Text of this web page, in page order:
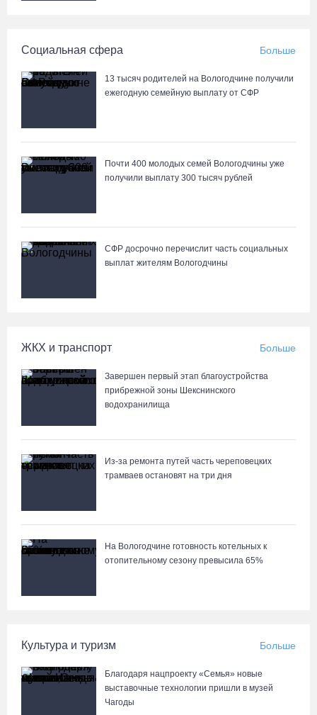
Социальная сфера Больше
13 тысяч родителей на Вологодчине получили
ежегодную семейную выплату от СФР
Почти 400 молодых семей Вологодчины уже
получили выплату 300 тысяч рублей
СФР досрочно перечислит часть социальных
выплат жителям Вологодчины
ЖКХ и транспорт Больше
Завершен первый этап благоустройства
прибрежной зоны Шекснинского
водохранилища
Из-за ремонта путей часть череповецких
трамваев остановят на три дня
На Вологодчине готовность котельных к
отопительному сезону превысила 65%
Культура и туризм Больше
Благодаря нацпроекту «Семья» новые
выставочные технологии пришли в музей
Чагоды